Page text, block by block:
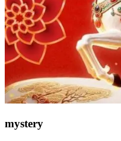
mystery